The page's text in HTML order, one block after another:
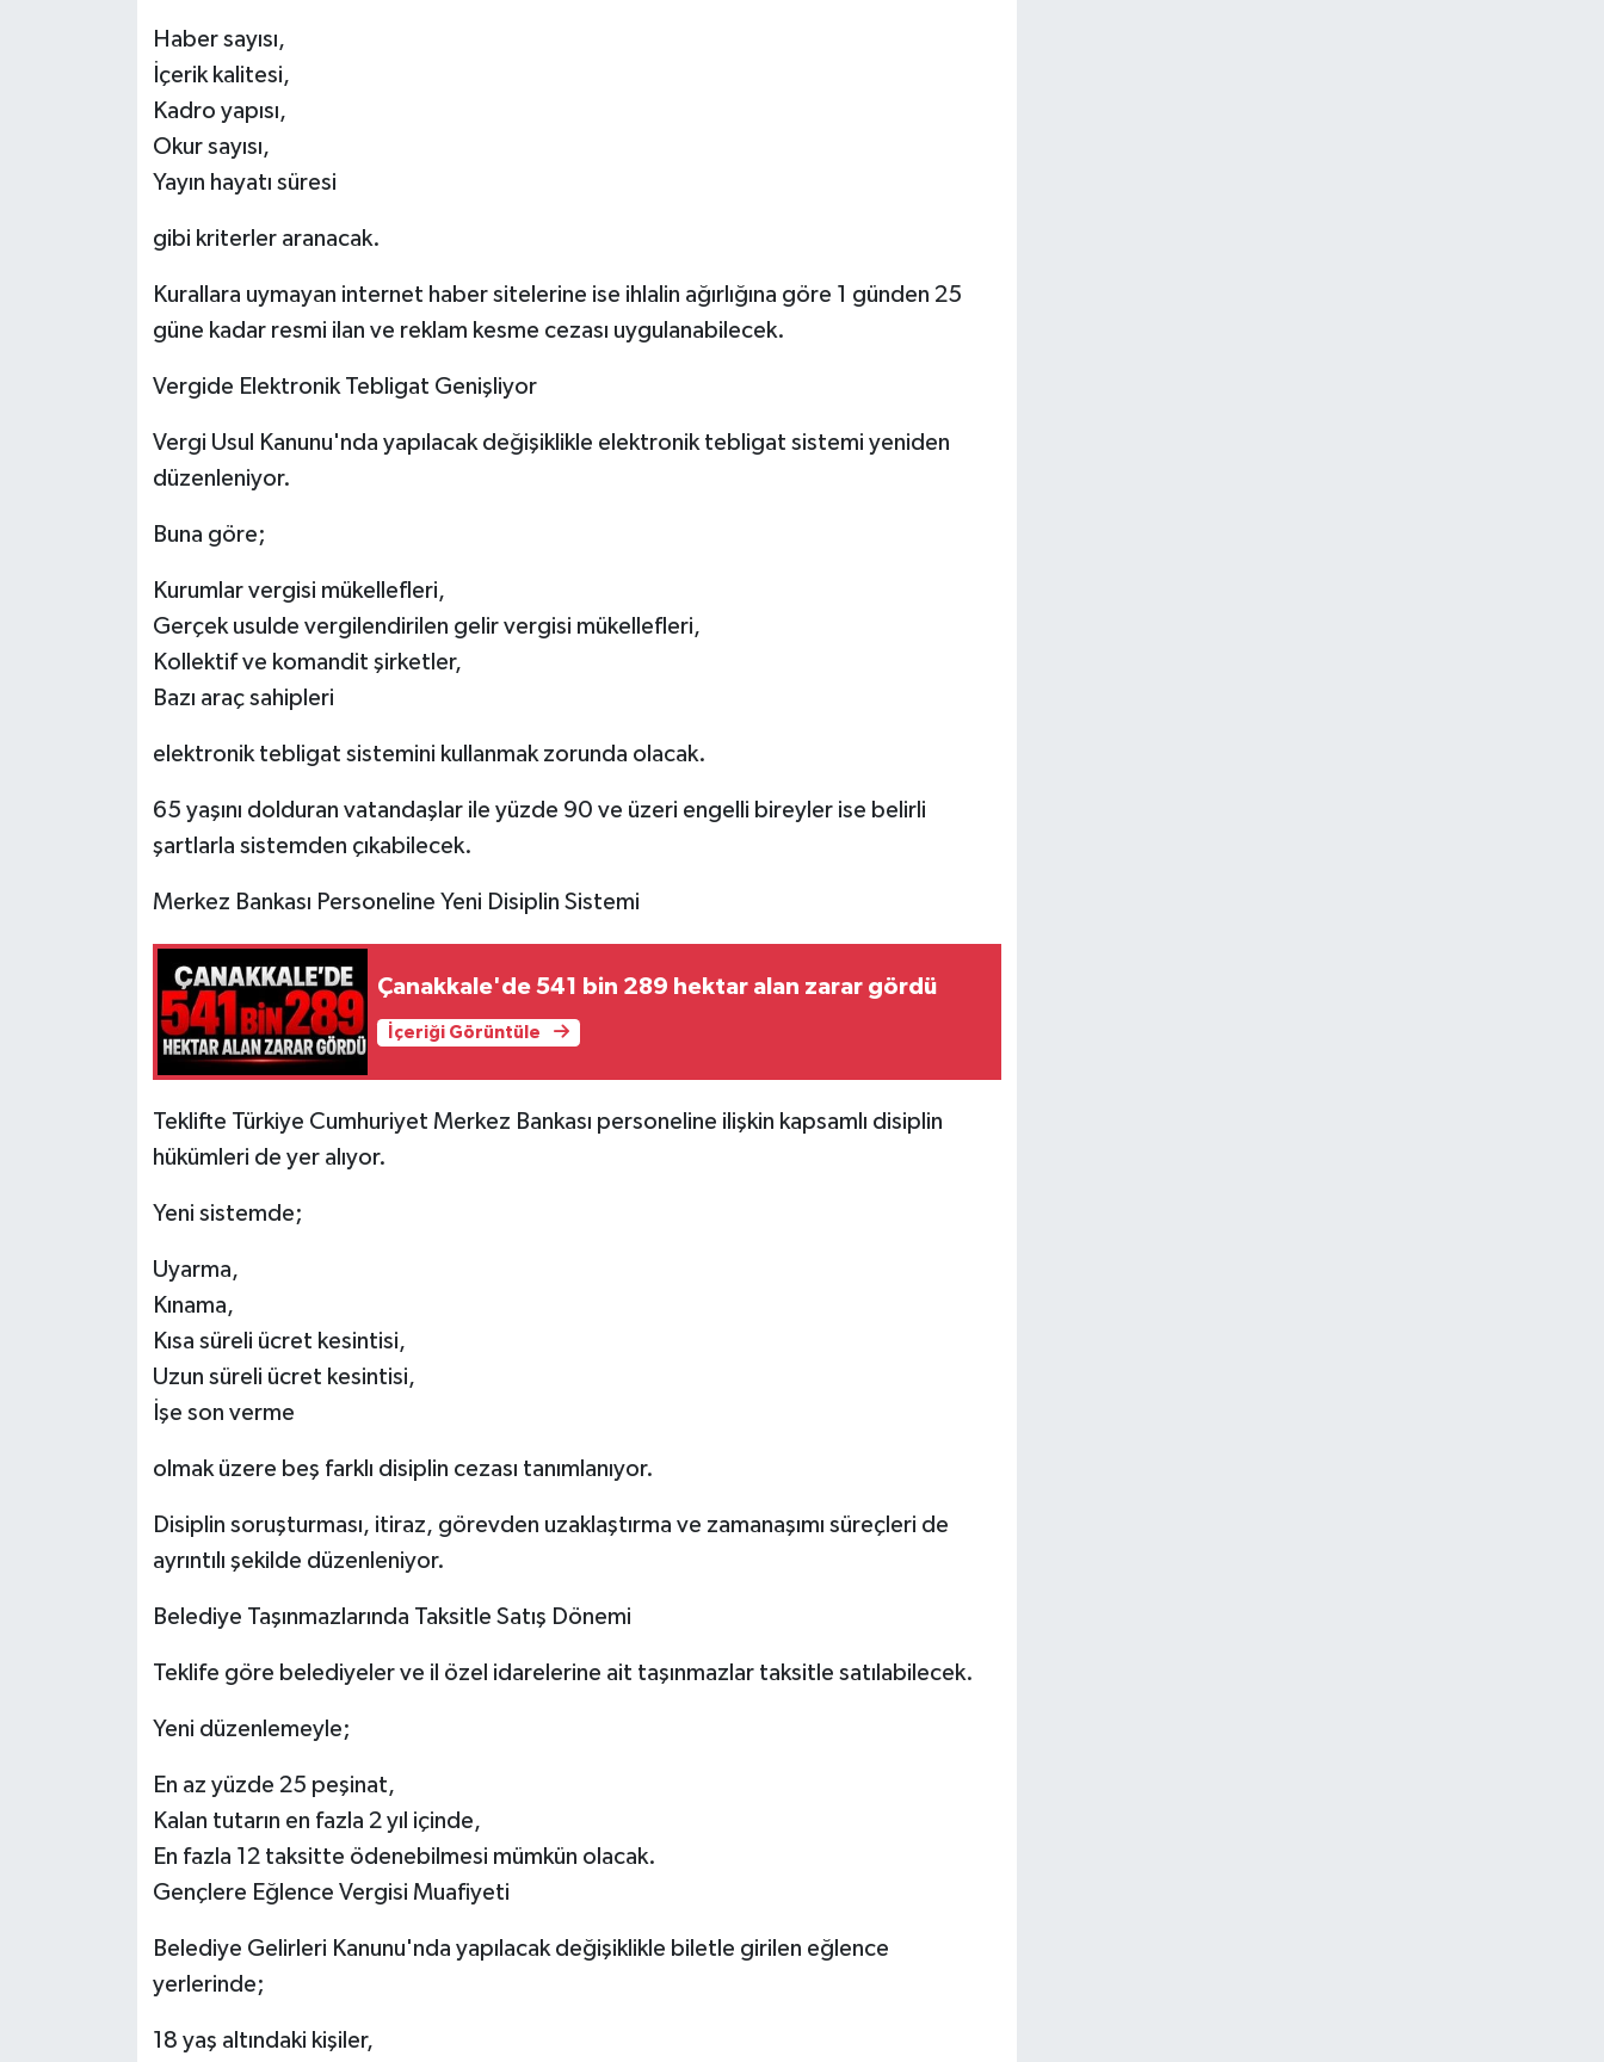
Haber sayısı,
İçerik kalitesi,
Kadro yapısı,
Okur sayısı,
Yayın hayatı süresi
gibi kriterler aranacak.
Kurallara uymayan internet haber sitelerine ise ihlalin ağırlığına göre 1 günden 25
güne kadar resmi ilan ve reklam kesme cezası uygulanabilecek.
Vergide Elektronik Tebligat Genişliyor
Vergi Usul Kanunu'nda yapılacak değişiklikle elektronik tebligat sistemi yeniden
düzenleniyor.
Buna göre;
Kurumlar vergisi mükellefleri,
Gerçek usulde vergilendirilen gelir vergisi mükellefleri,
Kollektif ve komandit şirketler,
Bazı araç sahipleri
elektronik tebligat sistemini kullanmak zorunda olacak.
65 yaşını dolduran vatandaşlar ile yüzde 90 ve üzeri engelli bireyler ise belirli
şartlarla sistemden çıkabilecek.
Merkez Bankası Personeline Yeni Disiplin Sistemi
Çanakkale'de 541 bin 289 hektar alan zarar gördü
İçeriği Görüntüle
Teklifte Türkiye Cumhuriyet Merkez Bankası personeline ilişkin kapsamlı disiplin
hükümleri de yer alıyor.
Yeni sistemde;
Uyarma,
Kınama,
Kısa süreli ücret kesintisi,
Uzun süreli ücret kesintisi,
İşe son verme
olmak üzere beş farklı disiplin cezası tanımlanıyor.
Disiplin soruşturması, itiraz, görevden uzaklaştırma ve zamanaşımı süreçleri de
ayrıntılı şekilde düzenleniyor.
Belediye Taşınmazlarında Taksitle Satış Dönemi
Teklife göre belediyeler ve il özel idarelerine ait taşınmazlar taksitle satılabilecek.
Yeni düzenlemeyle;
En az yüzde 25 peşinat,
Kalan tutarın en fazla 2 yıl içinde,
En fazla 12 taksitte ödenebilmesi mümkün olacak.
Gençlere Eğlence Vergisi Muafiyeti
Belediye Gelirleri Kanunu'nda yapılacak değişiklikle biletle girilen eğlence
yerlerinde;
18 yaş altındaki kişiler,